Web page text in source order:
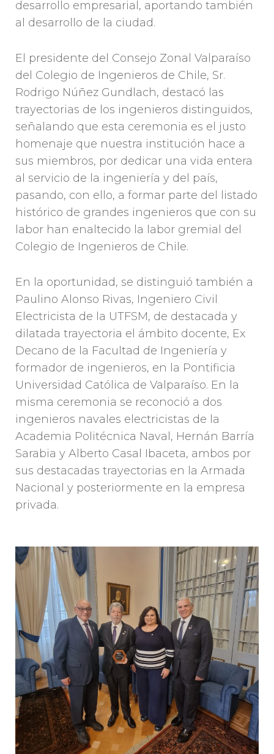
desarrollo empresarial, aportando también
al desarrollo de la ciudad.
El presidente del Consejo Zonal Valparaíso
del Colegio de Ingenieros de Chile, Sr.
Rodrigo Núñez Gundlach, destacó las
trayectorias de los ingenieros distinguidos,
señalando que esta ceremonia es el justo
homenaje que nuestra institución hace a
sus miembros, por dedicar una vida entera
al servicio de la ingeniería y del país,
pasando, con ello, a formar parte del listado
histórico de grandes ingenieros que con su
labor han enaltecido la labor gremial del
Colegio de Ingenieros de Chile.
En la oportunidad, se distinguió también a
Paulino Alonso Rivas, Ingeniero Civil
Electricista de la UTFSM, de destacada y
dilatada trayectoria el ámbito docente, Ex
Decano de la Facultad de Ingeniería y
formador de ingenieros, en la Pontificia
Universidad Católica de Valparaíso. En la
misma ceremonia se reconoció a dos
ingenieros navales electricistas de la
Academia Politécnica Naval, Hernán Barría
Sarabia y Alberto Casal Ibaceta, ambos por
sus destacadas trayectorias en la Armada
Nacional y posteriormente en la empresa
privada.